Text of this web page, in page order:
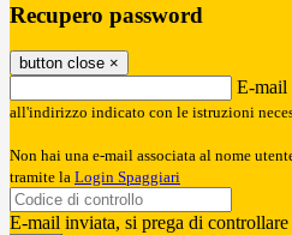
Recupero password
button close ×
E-mail
all'indirizzo indicato con le istruzioni
Non hai una e-mail associata al nome
tramite la Login Spaggiari
E-mail inviata, si prega di